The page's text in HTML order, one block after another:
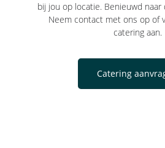
bij jou op locatie. Benieuwd naar
Neem contact met ons op of
catering aan.
Catering